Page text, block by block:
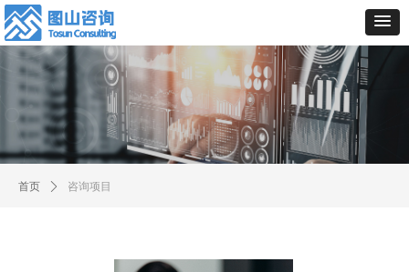
首页 ꄲ 咨询项目